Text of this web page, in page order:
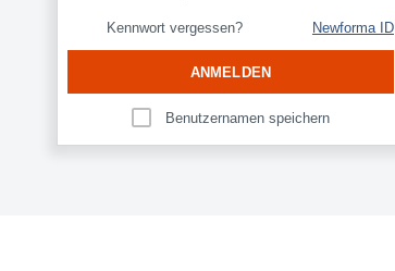
Kennwort vergessen? Newforma ID
ANMELDEN
Benutzernamen speichern